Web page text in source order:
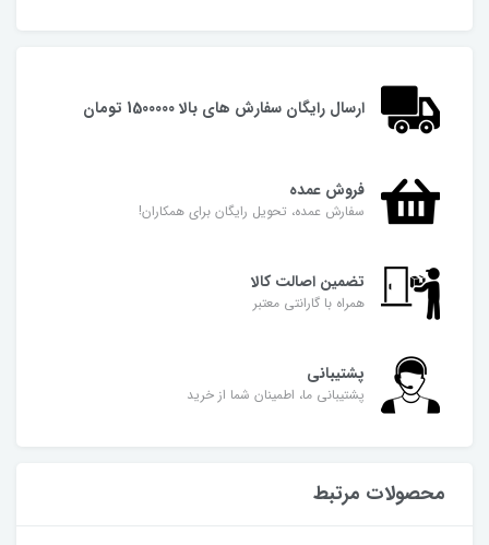
ارسال رایگان سفارش های بالا 1500000 تومان
فروش عمده
سفارش عمده، تحویل رایگان برای همکاران!
تضمین اصالت کالا
همراه با گارانتی معتبر
پشتیبانی
پشتیبانی ما، اطمینان شما از خرید
محصولات مرتبط